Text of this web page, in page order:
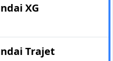
XG
Trajet